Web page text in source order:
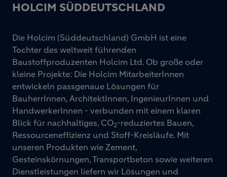
HOLCIM SÜDDEUTSCHLAND
Die Holcim (Süddeutschland) GmbH ist eine
Tochter des weltweit führenden
Baustoffproduzenten Holcim Ltd. Ob große oder
kleine Projekte: Die Holcim MitarbeiterInnen
entwickeln passgenaue Lösungen für
BauherrInnen, ArchitektInnen, IngenieurInnen und
HandwerkerInnen - verbunden mit einem klaren
Blick für nachhaltiges, CO2-reduziertes Bauen,
Ressourceneffizienz und Stoff-Kreisläufe. Mit
unseren Produkten wie Zement,
Gesteinskörnungen, Transportbeton sowie weiteren
Dienstleistungen liefern wir Lösungen und